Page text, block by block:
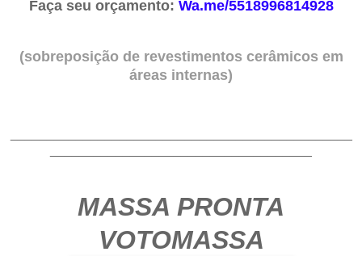
Faça seu orçamento: Wa.me/5518996814928
(sobreposição de revestimentos cerâmicos em
áreas internas)
MASSA PRONTA
VOTOMASSA